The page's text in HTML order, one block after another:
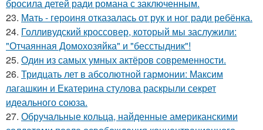
бросила детей ради романа с заключенным.
23. Мать - героиня отказалась от рук и ног ради ребёнка.
24. Голливудский кроссовер, который мы заслужили:
"Отчаянная Домохозяйка" и "бесстыдник"!
25. Один из самых умных актёров современности.
26. Тридцать лет в абсолютной гармонии: Максим
лагашкин и Екатерина стулова раскрыли секрет
идеального союза.
27. Обручальные кольца, найденные американскими